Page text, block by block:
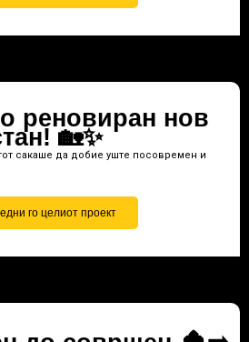
реновиран нов
🏡✨
сакаше да добие уште посовремен и
го целиот проект